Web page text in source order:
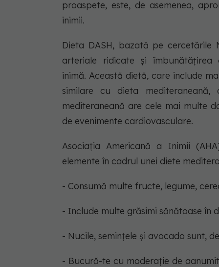
proaspete, este, de asemenea,
inimii.
Dieta DASH, bazată pe cercetările
arteriale ridicate și
inimă. Această dietă, care include
similare cu dieta
mediteraneană are cele mai multe
de evenimente cardiovasculare.
Asociația Americană a Inimii
elemente în cadrul unei diete
- Consumă multe fructe, legume,
- Include multe grăsimi sănătoase în
- Nucile, semințele și avocado sunt,
- Bucură-te cu moderație de